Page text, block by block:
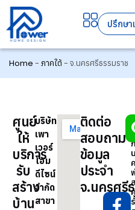
ปรึกษา
Home - ภาคใต้ - จ.นครศรีธรรมราช
ศูนย์
ให้
บริการ
รับ
สร้าง
บ้าน
บริษัท
เพา
เวอร์
โฮม
ดีไซน์
จำกัด
สาขา
ติดต่อ
สอบถาม
ข้อมูล
ประจำ
จ.นครศรี